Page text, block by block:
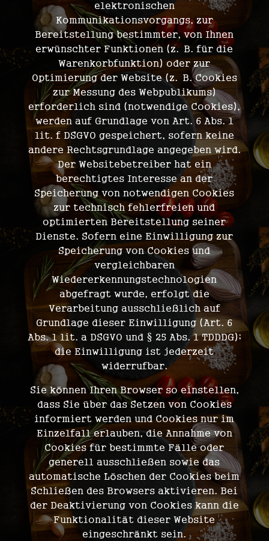
elektronischen
Kommunikationsvorgangs, zur
Bereitstellung bestimmter, von Ihnen
erwünschter Funktionen (z. B. für die
Warenkorbfunktion) oder zur
Optimierung der Website (z. B. Cookies
zur Messung des Webpublikums)
erforderlich sind (notwendige Cookies),
werden auf Grundlage von Art. 6 Abs. 1
lit. f DSGVO gespeichert, sofern keine
andere Rechtsgrundlage angegeben wird.
Der Websitebetreiber hat ein
berechtigtes Interesse an der
Speicherung von notwendigen Cookies
zur technisch fehlerfreien und
optimierten Bereitstellung seiner
Dienste. Sofern eine Einwilligung zur
Speicherung von Cookies und
vergleichbaren
Wiedererkennungstechnologien
abgefragt wurde, erfolgt die
Verarbeitung ausschließlich auf
Grundlage dieser Einwilligung (Art. 6
Abs. 1 lit. a DSGVO und § 25 Abs. 1 TDDDG);
die Einwilligung ist jederzeit
widerrufbar.
Sie können Ihren Browser so einstellen,
dass Sie über das Setzen von Cookies
informiert werden und Cookies nur im
Einzelfall erlauben, die Annahme von
Cookies für bestimmte Fälle oder
generell ausschließen sowie das
automatische Löschen der Cookies beim
Schließen des Browsers aktivieren. Bei
der Deaktivierung von Cookies kann die
Funktionalität dieser Website
eingeschränkt sein.